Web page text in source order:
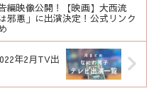
編映像公開！【映画】大西流
邪悪」に出演決定！公式リンク
年2月TV出